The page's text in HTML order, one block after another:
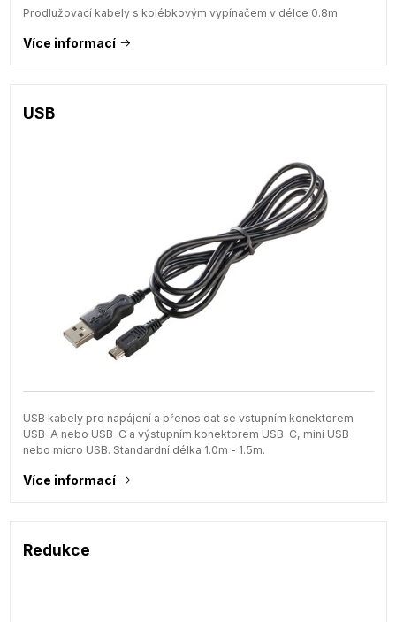
Prodlužovací kabely s kolébkovým vypínačem v délce 0.8m
Více informací
USB
USB kabely pro napájení a přenos dat se vstupním konektorem
USB-A nebo USB-C a výstupním konektorem USB-C, mini USB
nebo micro USB. Standardní délka 1.0m - 1.5m.
Více informací
Redukce